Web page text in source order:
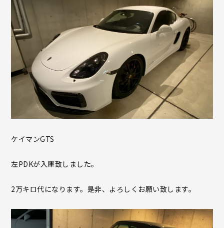
ケイマンGTS
左PDKが入庫致しました。
2万キロ代になります。是非、よろしくお願い致します。